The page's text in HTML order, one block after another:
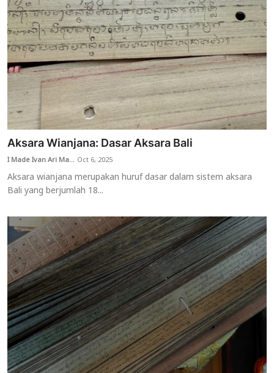
Aksara Wianjana: Dasar Aksara Bali
I Made Ivan Ari Ma... Oct 6, 2025
Aksara wianjana merupakan huruf dasar dalam sistem aksara
Bali yang berjumlah 18...